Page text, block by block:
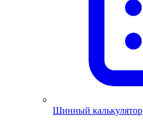
Шинный калькулятор